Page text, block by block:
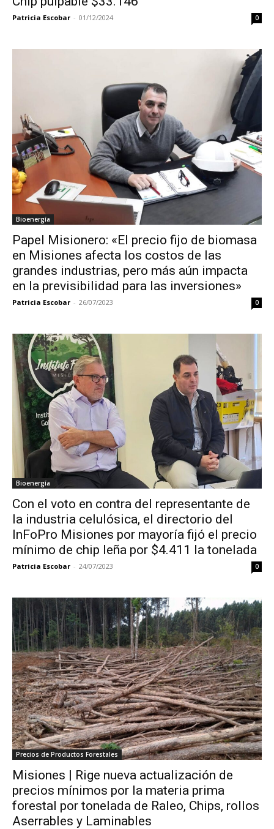
Patricia Escobar - 01/12/2024 0
Bioenergía
Papel Misionero: «El precio fijo de biomasa
en Misiones afecta los costos de las
grandes industrias, pero más aún impacta
en la previsibilidad para las inversiones»
Patricia Escobar - 26/07/2023 0
Bioenergía
Con el voto en contra del representante de
la industria celulósica, el directorio del
InFoPro Misiones por mayoría fijó el precio
mínimo de chip leña por $4.411 la tonelada
Patricia Escobar - 24/07/2023 0
Precios de Productos Forestales
Misiones | Rige nueva actualización de
precios mínimos por la materia prima
forestal por tonelada de Raleo, Chips, rollos
Aserrables y Laminables